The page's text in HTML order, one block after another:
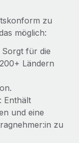
und
mit
zu
möglich:
Sorgt für die
Ländern
: Enthält
und eine
zu